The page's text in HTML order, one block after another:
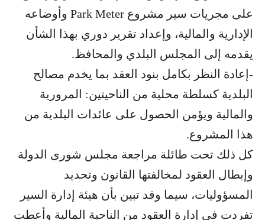
على مجريات سير مشروع Park Meter وأوضاعه
الإدارية والمالية، وإعداد تقرير دوري بهذا الشأن
يقدمه إلى المجلس البلدي والمحافظ.
-إعادة النظر بكامل بنود العقد بما يخدم مصالح
البلدية كسلطة محلية من الناحيتين: المرورية
والمالية ويؤمن الحصول على عائدات البلدية من
هذا المشروع.
كل ذلك تحت طائلة مراجعة مجلس شورى الدولة
وإبطال العقود لمخالفتها القانون وتحديد
المسؤوليات، سيما وقد تبين بأن هيئة إدارة السير
تفردت في إدارة العقود من الناحية المالية وأعطت